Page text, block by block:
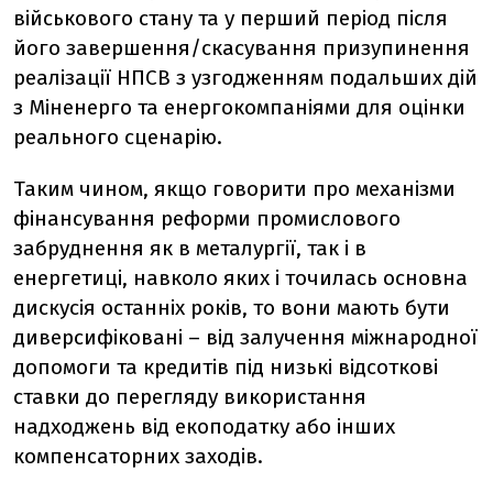
військового стану та у перший період після
його завершення/скасування призупинення
реалізації НПСВ з узгодженням подальших дій
з Міненерго та енергокомпаніями для оцінки
реального сценарію.
Таким чином, якщо говорити про механізми
фінансування реформи промислового
забруднення як в металургії, так і в
енергетиці, навколо яких і точилась основна
дискусія останніх років, то вони мають бути
диверсифіковані – від залучення міжнародної
допомоги та кредитів під низькі відсоткові
ставки до перегляду використання
надходжень від екоподатку або інших
компенсаторних заходів.